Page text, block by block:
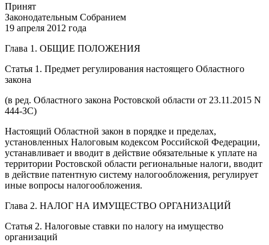
Принят
Законодательным Собранием
19 апреля 2012 года
Глава 1. ОБЩИЕ ПОЛОЖЕНИЯ
Статья 1. Предмет регулирования настоящего Областного
закона
(в ред. Областного закона Ростовской области от 23.11.2015 N
444-ЗС)
Настоящий Областной закон в порядке и пределах,
установленных Налоговым кодексом Российской Федерации,
устанавливает и вводит в действие обязательные к уплате на
территории Ростовской области региональные налоги, вводит
в действие патентную систему налогообложения, регулирует
иные вопросы налогообложения.
Глава 2. НАЛОГ НА ИМУЩЕСТВО ОРГАНИЗАЦИЙ
Статья 2. Налоговые ставки по налогу на имущество
организаций